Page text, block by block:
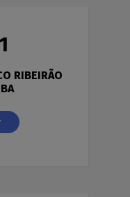
RIBEIRÃO